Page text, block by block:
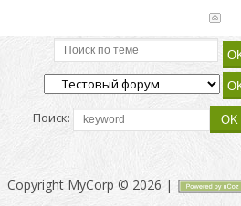
Поиск:
Copyright MyCorp © 2026 |